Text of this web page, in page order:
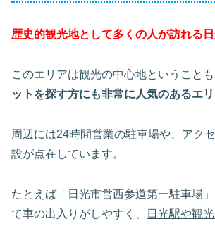
歴史的観光地として多くの人が訪れる日
このエリアは観光の中心地ということも
ットを探す方にも非常に人気のあるエ
周辺には24時間営業の駐車場や、アク
設が点在しています。
たとえば「日光市営西参道第一駐車場
て車の出入りがしやすく、
日光駅や観